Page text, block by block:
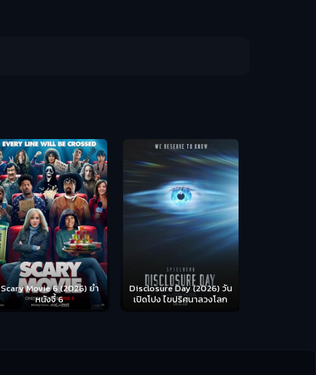
Scary Movie 6 (2026) ยำ
หนังจี้ 6
Disclosure Day (2026) วัน
เปิดโปง ไขปริศนาลวงโลก